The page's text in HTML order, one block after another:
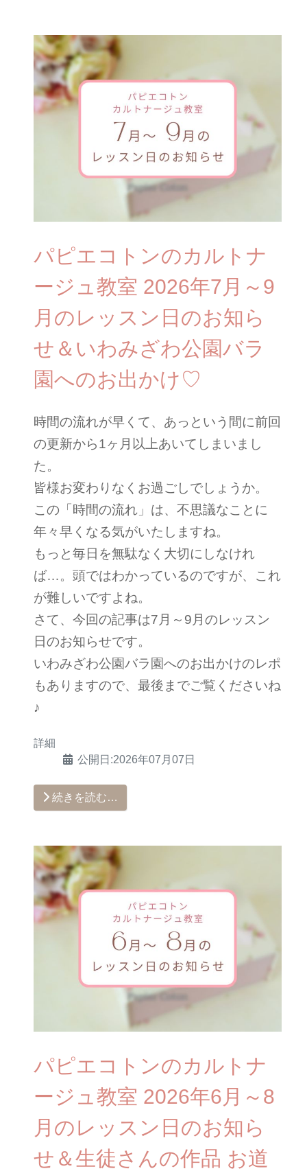
パピエコトンのカルトナ
ージュ教室 2026年7月～9
月のレッスン日のお知ら
せ＆いわみざわ公園バラ
園へのお出かけ♡
時間の流れが早くて、あっという間に前回
の更新から1ヶ月以上あいてしまいまし
た。
皆様お変わりなくお過ごしでしょうか。
この「時間の流れ」は、不思議なことに
年々早くなる気がいたしますね。
もっと毎日を無駄なく大切にしなけれ
ば…。頭ではわかっているのですが、これ
が難しいですよね。
さて、今回の記事は7月～9月のレッスン
日のお知らせです。
いわみざわ公園バラ園へのお出かけのレポ
もありますので、最後までご覧くださいね
♪
詳細
公開日:2026年07月07日
続きを読む…
パピエコトンのカルトナ
ージュ教室 2026年6月～8
月のレッスン日のお知ら
せ＆生徒さんの作品 お道